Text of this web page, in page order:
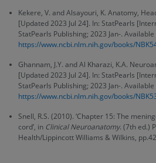
Kekere, V. and Alsayouri, K. Anatomy,
[Updated 2023 Jul 24]. In: StatPearls
StatPearls Publishing; 2023 Jan-.
https://www.ncbi.nlm.nih.gov/books/
Ghannam, J.Y. and Al Kharazi, K.A.
[Updated 2023 Jul 24]. In: StatPearls
StatPearls Publishing; 2023 Jan-.
https://www.ncbi.nlm.nih.gov/books/
Snell, R.S. (2010). ‘Chapter 15: The
cord’, in Clinical Neuroanatomy. (7th ed.)
Health/Lippincott Williams & Wilkins,